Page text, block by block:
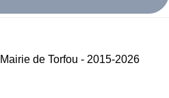
de Torfou - 2015-2026